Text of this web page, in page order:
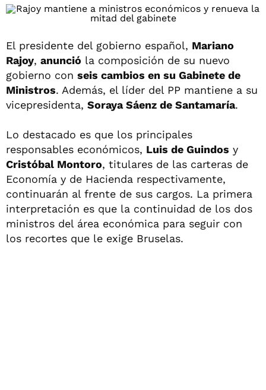
El presidente del gobierno español, Mariano
Rajoy, anunció la composición de su nuevo
gobierno con seis cambios en su Gabinete de
Ministros. Además, el líder del PP mantiene a su
vicepresidenta, Soraya Sáenz de Santamaría.
Lo destacado es que los principales
responsables económicos, Luis de Guindos y
Cristóbal Montoro, titulares de las carteras de
Economía y de Hacienda respectivamente,
continuarán al frente de sus cargos. La primera
interpretación es que la continuidad de los dos
ministros del área económica para seguir con
los recortes que le exige Bruselas.